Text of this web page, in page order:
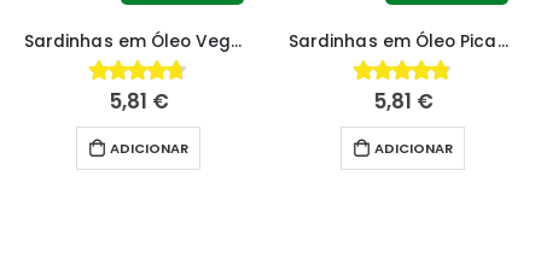
Sardinhas em Óleo Vegetal
4.67fora de 5
5,81 €
ADICIONAR
Sardinhas em Óleo Picante
4.79fora de 5
5,81 €
ADICIONAR